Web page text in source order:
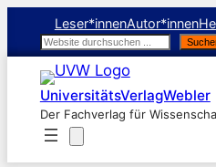
Leser*innenAutor*innen
Suchen
UniversitätsVerlagWebler
Der Fachverlag für